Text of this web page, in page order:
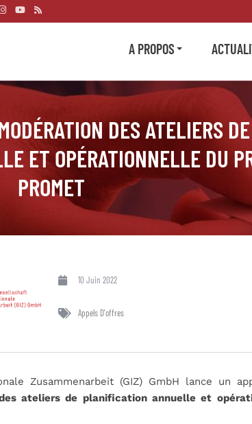
A PROPOS
DES ATELIERS DE
ET OPÉRATIONNELLE DU
PROMET
10 Juin 2022
Appels D'offres
Zusammenarbeit (GIZ) GmbH lance un
ateliers de planification annuelle et